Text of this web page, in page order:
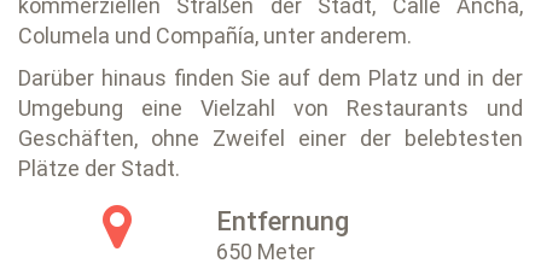
kommerziellen Straßen der Stadt, Calle Ancha,
Columela und Compañía, unter anderem.
Darüber hinaus finden Sie auf dem Platz und in der
Umgebung eine Vielzahl von Restaurants und
Geschäften, ohne Zweifel einer der belebtesten
Plätze der Stadt.
Entfernung
650 Meter